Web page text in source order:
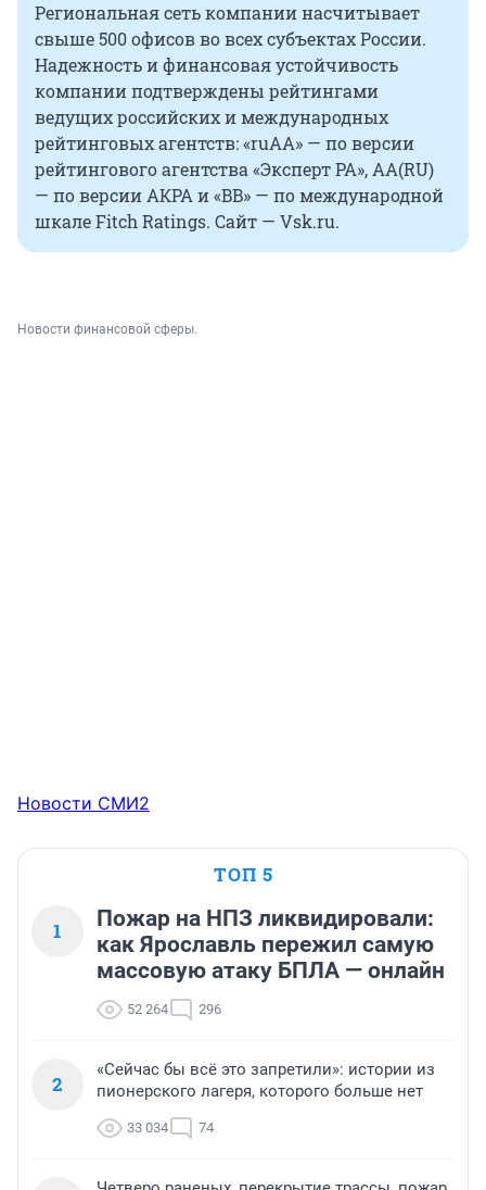
Региональная сеть компании насчитывает
свыше 500 офисов во всех субъектах России.
Надежность и финансовая устойчивость
компании подтверждены рейтингами
ведущих российских и международных
рейтинговых агентств: «ruAA» — по версии
рейтингового агентства «Эксперт РА», АА(RU)
— по версии АКРА и «BB» — по международной
шкале Fitch Ratings. Сайт — Vsk.ru.
Новости финансовой сферы.
Новости СМИ2
ТОП 5
1
Пожар на НПЗ ликвидировали:
как Ярославль пережил самую
массовую атаку БПЛА — онлайн
52 264 296
2
«Сейчас бы всё это запретили»: истории из
пионерского лагеря, которого больше нет
33 034 74